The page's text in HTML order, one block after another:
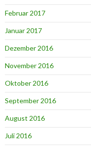
Februar 2017
Januar 2017
Dezember 2016
November 2016
Oktober 2016
September 2016
August 2016
Juli 2016